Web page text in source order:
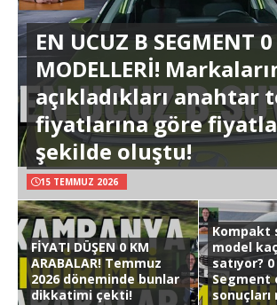
EN UCUZ B SEGMENT
MODELLERİ!
açıkladıkları anahtar
fiyatlarına göre
şekilde oluştu!
15 TEMMUZ 2026
FİYATI DÜŞEN 0 KM
ARABALAR! Temmuz
2026 döneminde bunlar
dikkatimi çekti!
Kompakt
model
satıyor?
Segment
sonuçları